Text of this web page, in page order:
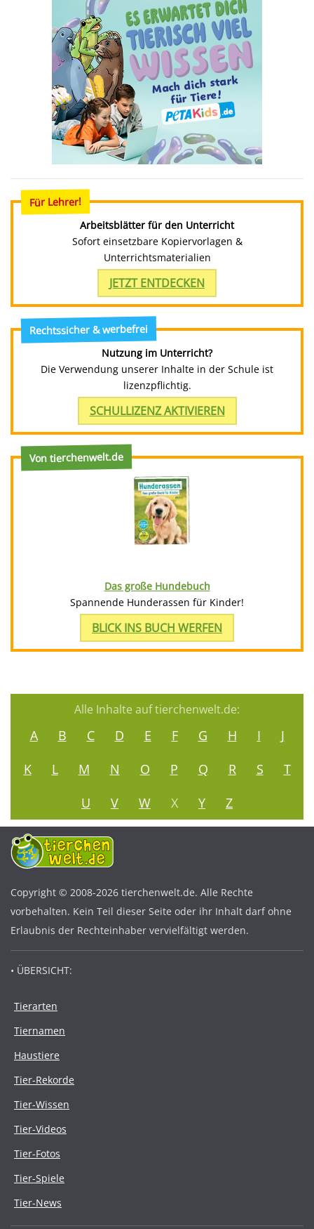
Für Lehrer!
Arbeitsblätter für den Unterricht
Sofort einsetzbare Kopiervorlagen &
Unterrichtsmaterialien
JETZT ENTDECKEN
Rechtssicher & werbefrei
Nutzung im Unterricht?
Die Verwendung unserer Inhalte in der Schule ist
lizenzpflichtig.
SCHULLIZENZ AKTIVIEREN
Von tierchenwelt.de
Das große Hundebuch
Spannende Hunderassen für Kinder!
BLICK INS BUCH WERFEN
Alle Inhalte auf tierchenwelt.de:
A B C D E F G H I
J
K
L M N O P Q R S
T
U
V W X Y Z
Copyright © 2008-2026 tierchenwelt.de. Alle Rechte
vorbehalten. Kein Teil dieser Seite oder ihr Inhalt darf ohne
Erlaubnis der Rechteinhaber vervielfältigt werden.
• ÜBERSICHT:
Tierarten
Tiernamen
Haustiere
Tier-Rekorde
Tier-Wissen
Tier-Videos
Tier-Fotos
Tier-Spiele
Tier-News